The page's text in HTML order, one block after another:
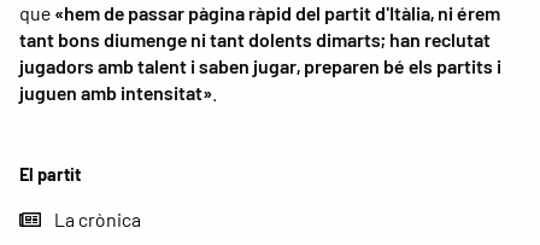
El partit
La crònica
que «hem de passar pàgina ràpid del partit d'Itàlia, ni érem
tant bons diumenge ni tant dolents dimarts; han reclutat
jugadors amb talent i saben jugar, preparen bé els partits i
juguen amb intensitat»